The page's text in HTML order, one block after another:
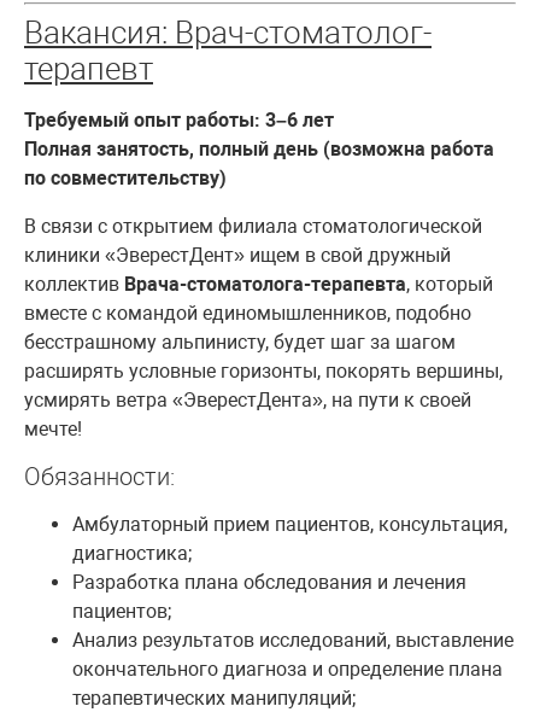
Вакансия: Врач-стоматолог-
терапевт
Требуемый опыт работы: 3–6 лет
Полная занятость, полный день (возможна работа
по совместительству)
В связи с открытием филиала стоматологической
клиники «ЭверестДент» ищем в свой дружный
коллектив Врача-стоматолога-терапевта, который
вместе с командой единомышленников, подобно
бесстрашному альпинисту, будет шаг за шагом
расширять условные горизонты, покорять вершины,
усмирять ветра «ЭверестДента», на пути к своей
мечте!
Обязанности:
Амбулаторный прием пациентов, консультация,
диагностика;
Разработка плана обследования и лечения
пациентов;
Анализ результатов исследований, выставление
окончательного диагноза и определение плана
терапевтических манипуляций;